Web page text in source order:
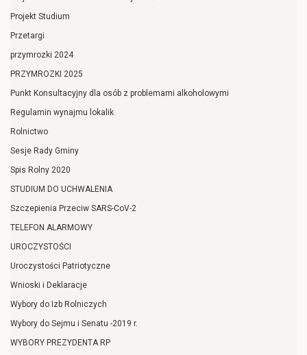
Projekt Studium
Przetargi
przymrozki 2024
PRZYMROZKI 2025
Punkt Konsultacyjny dla osób z problemami alkoholowymi
Regulamin wynajmu lokalik
Rolnictwo
Sesje Rady Gminy
Spis Rolny 2020
STUDIUM DO UCHWALENIA
Szczepienia Przeciw SARS-CoV-2
TELEFON ALARMOWY
UROCZYSTOŚCI
Uroczystości Patriotyczne
Wnioski i Deklaracje
Wybory do Izb Rolniczych
Wybory do Sejmu i Senatu -2019 r.
WYBORY PREZYDENTA RP